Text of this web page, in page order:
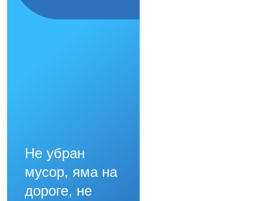
Не убран
мусор, яма на
дороге, не